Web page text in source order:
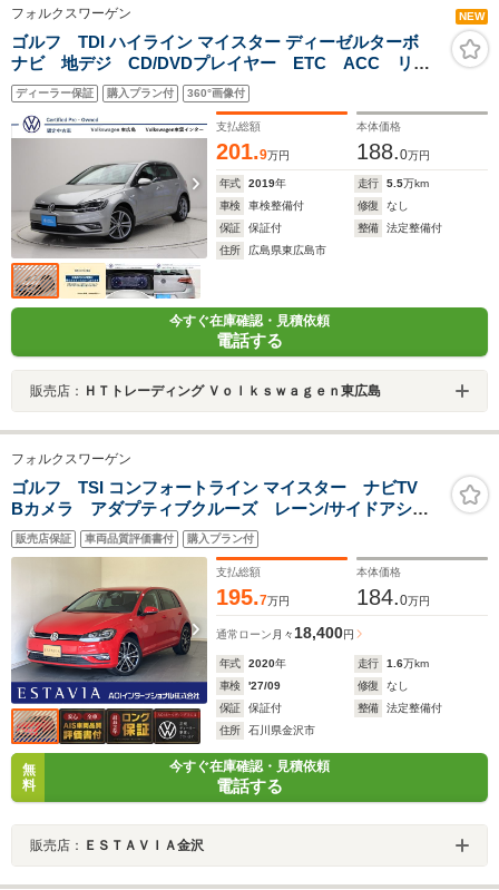
フォルクスワーゲン NEW
ゴルフ TDI ハイライン マイスター ディーゼルターボ
ナビ 地デジ CD/DVDプレイヤー ETC ACC リヤ
ビューカメラ 障害物センサー デジタルメーター レ
ザーシート シートヒーター ドライブレコーダー 後
方死角検知機能 認定中古車
ディーラー保証 購入プラン付 360°画像付
支払総額
201.9万円
本体価格
188.0万円
年式 2019年 走行 5.5万km
車検
車検整備付 修復
なし
保証
保証付 整備
法定整備付
住所
広島県東広島市
今すぐ在庫確認・見積依頼
電話する
販売店： ＨＴトレーディング Ｖｏｌｋｓｗａｇｅｎ東広島
フォルクスワーゲン
ゴルフ TSI コンフォートライン マイスター ナビTV
Bカメラ アダプティブクルーズ レーン/サイドアシス
ト デジタルメーター スマホインターフェース LED
オートハイビーム 17AW スマートキー2個 ワンオー
販売店保証 車両品質評価書付 購入プラン付
支払総額
195.7万円
本体価格
184.0万円
通常ローン 月々 18,400円
年式 2020年 走行 1.6万km
車検
'27/09 修復
なし
保証
保証付 整備
法定整備付
住所
石川県金沢市
無
料
今すぐ在庫確認・見積依頼
電話する
販売店： ＥＳＴＡＶＩＡ金沢